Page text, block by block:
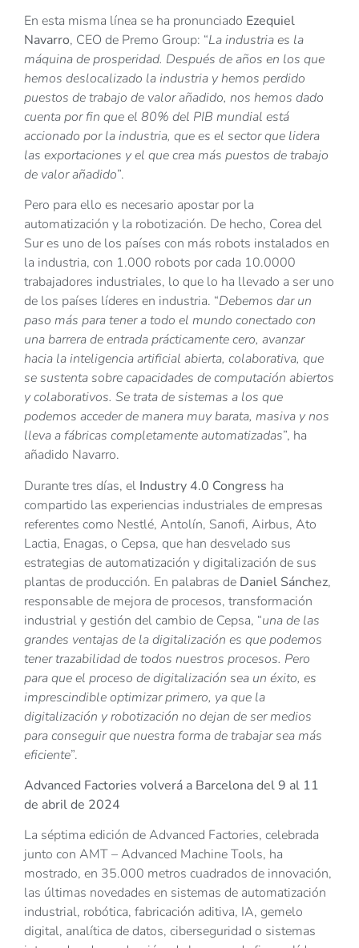
En esta misma línea se ha pronunciado Ezequiel
Navarro, CEO de Premo Group: “La industria es la
máquina de prosperidad. Después de años en los que
hemos deslocalizado la industria y hemos perdido
puestos de trabajo de valor añadido, nos hemos dado
cuenta por fin que el 80% del PIB mundial está
accionado por la industria, que es el sector que lidera
las exportaciones y el que crea más puestos de trabajo
de valor añadido”.
Pero para ello es necesario apostar por la
automatización y la robotización. De hecho, Corea del
Sur es uno de los países con más robots instalados en
la industria, con 1.000 robots por cada 10.0000
trabajadores industriales, lo que lo ha llevado a ser uno
de los países líderes en industria. “Debemos dar un
paso más para tener a todo el mundo conectado con
una barrera de entrada prácticamente cero, avanzar
hacia la inteligencia artificial abierta, colaborativa, que
se sustenta sobre capacidades de computación abiertos
y colaborativos. Se trata de sistemas a los que
podemos acceder de manera muy barata, masiva y nos
lleva a fábricas completamente automatizadas”, ha
añadido Navarro.
Durante tres días, el Industry 4.0 Congress ha
compartido las experiencias industriales de empresas
referentes como Nestlé, Antolín, Sanofi, Airbus, Ato
Lactia, Enagas, o Cepsa, que han desvelado sus
estrategias de automatización y digitalización de sus
plantas de producción. En palabras de Daniel Sánchez,
responsable de mejora de procesos, transformación
industrial y gestión del cambio de Cepsa, “una de las
grandes ventajas de la digitalización es que podemos
tener trazabilidad de todos nuestros procesos. Pero
para que el proceso de digitalización sea un éxito, es
imprescindible optimizar primero, ya que la
digitalización y robotización no dejan de ser medios
para conseguir que nuestra forma de trabajar sea más
eficiente”.
Advanced Factories volverá a Barcelona del 9 al 11
de abril de 2024
La séptima edición de Advanced Factories, celebrada
junto con AMT – Advanced Machine Tools, ha
mostrado, en 35.000 metros cuadrados de innovación,
las últimas novedades en sistemas de automatización
industrial, robótica, fabricación aditiva, IA, gemelo
digital, analítica de datos, ciberseguridad o sistemas